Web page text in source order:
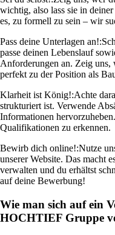
wichtig, also lass sie in
es, zu formell zu sein – wir
Pass deine Unterlagen an!:
passe deinen Lebenslauf
Anforderungen an. Zeig uns,
perfekt zu der Position als
Klarheit ist König!:Achte
strukturiert ist. Verwende
Informationen
Qualifikationen zu erkennen.
Bewirb dich online!:Nutze
unserer Website. Das macht
verwalten und du erhältst
auf deine Bewerbung!
Wie man sich auf ein
HOCHTIEF Gruppe